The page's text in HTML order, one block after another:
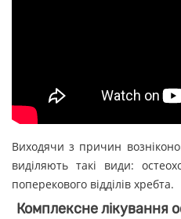
Виходячи з причин
виділяють такі види:
поперекового відділів хребта.
Комплексне лікування